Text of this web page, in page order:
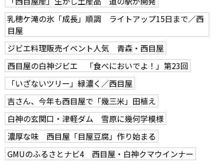
乳穂ケ滝の氷「成長」順調 ライトアップ15日まで／西
目屋
ジビエ料理販売イベント人気 青森・西目屋
西目屋の白神ジビエ 「食べにおいでよ！」第23回
「いざないツリー」緑濃く／西目屋
吉さん、今年も西目屋で「幾三米」田植え
白神の玄関口・津軽ダム 雪原に幾何学模様
濃厚な味 西目屋「目屋豆腐」作り始まる
GMUのふるさとナビ4 西目屋・白神クマウインナー